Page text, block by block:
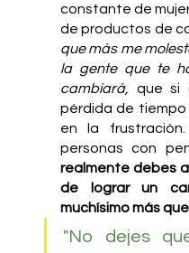
constante de
de productos de
que más me
la gente que te
cambiará, que si
pérdida de
en la
personas con
realmente debes
de lograr un
muchísimo más
"No dejes